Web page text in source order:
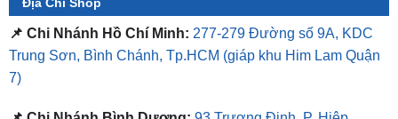
Trung Sơn, Bình Chánh, Tp.HCM
7)
📌 Chi Nhánh Bình Dương: